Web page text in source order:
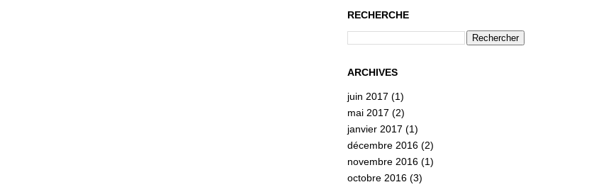
RECHERCHE
ARCHIVES
juin 2017 (1)
mai 2017 (2)
janvier 2017 (1)
décembre 2016 (2)
novembre 2016 (1)
octobre 2016 (3)